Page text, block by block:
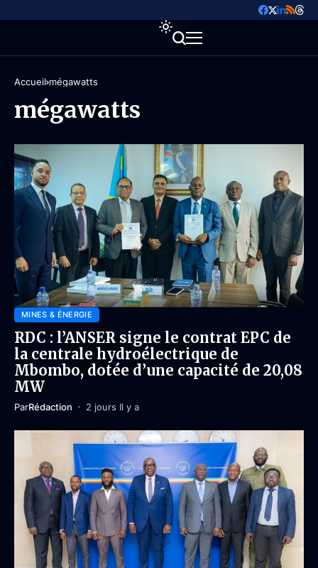
Accueil mégawatts
mégawatts
MINES & ÉNERGIE
RDC : l’ANSER signe le contrat EPC de
la centrale hydroélectrique de
Mbombo, dotée d’une capacité de 20,08
MW
ParRédaction 2 jours Il y a